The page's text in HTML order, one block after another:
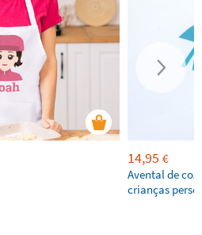
14,95 €
Avental de
crianças